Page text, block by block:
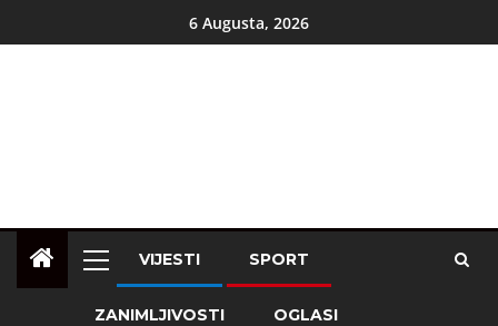
6 Augusta, 2026
VIJESTI SPORT
ZANIMLJIVOSTI OGLASI